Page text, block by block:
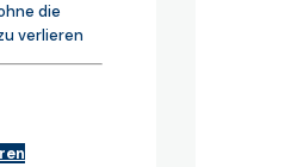
die
verlieren